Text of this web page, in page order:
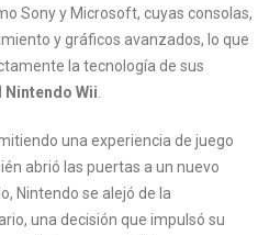
Sony y Microsoft, cuyas consolas,
y gráficos avanzados, lo que
la tecnología de sus
Nintendo Wii.
una experiencia de juego
abrió las puertas a un nuevo
Nintendo se alejó de la
una decisión que impulsó su